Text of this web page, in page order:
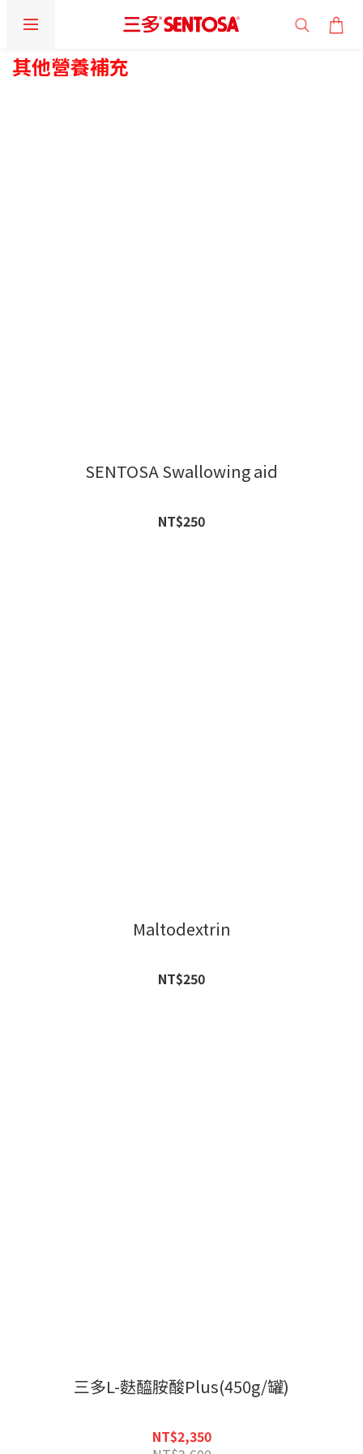
其他營養補充
SENTOSA Swallowing aid
NT$250
Maltodextrin
NT$250
三多L-麩醯胺酸Plus(450g/罐)
NT$2,350